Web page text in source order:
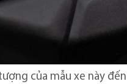
của mẫu xe này